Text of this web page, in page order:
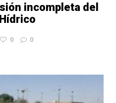
incompleta del
0 0